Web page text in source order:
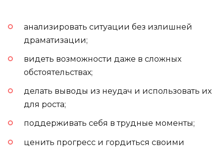
анализировать ситуации без излишней
драматизации;
видеть возможности даже в сложных
обстоятельствах;
делать выводы из неудач и использовать их
для роста;
поддерживать себя в трудные моменты;
ценить прогресс и гордиться своими